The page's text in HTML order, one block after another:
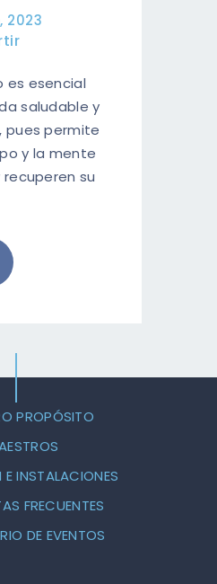
2023
es esencial
saludable y
pues permite
y la mente
su
PROPÓSITO
INSTALACIONES
FRECUENTES
DE EVENTOS